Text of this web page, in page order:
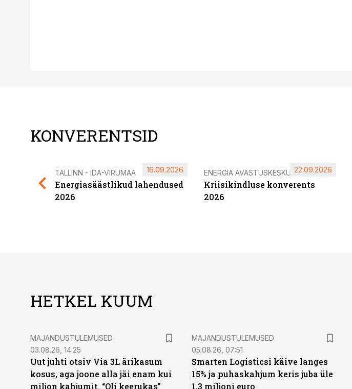
KONVERENTSID
TALLINN - IDA-VIRUMAA
Energiasäästlikud lahendused
2026
16.09.2026 ENERGIA AVASTUSKESKUS
Kriisikindluse konverents
2026
22.09.2026
HETKEL KUUM
MAJANDUSTULEMUSED
03.08.26, 14:25
Uut juhti otsiv Via 3L ärikasum
kosus, aga joone alla jäi enam kui
miljon kahjumit. “Oli keerukas”
MAJANDUSTULEMUSED
05.08.26, 07:51
Smarten Logisticsi käive langes
15% ja puhaskahjum keris juba üle
1,3 miljoni euro